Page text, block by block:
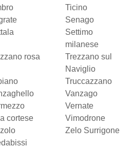
Ticino
Senago
Settimo
milanese
rosa
Trezzano sul
Naviglio
Truccazzano
Vanzago
Vernate
cortese
Vimodrone
Zelo Surrigone